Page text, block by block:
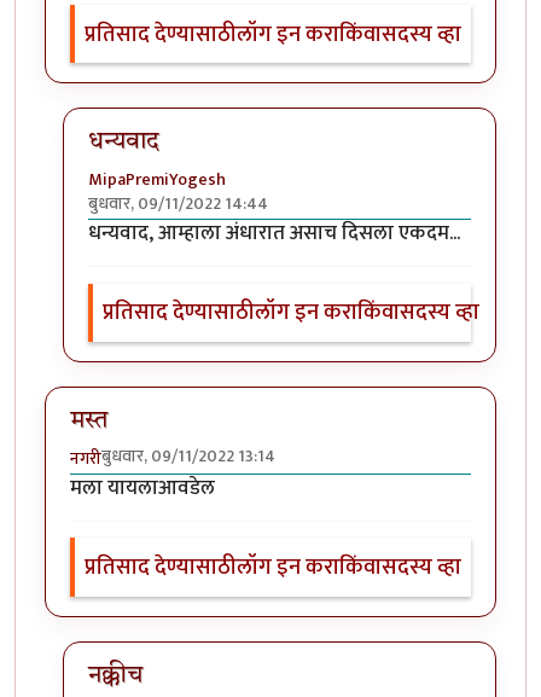
प्रतिसाद देण्यासाठीलॉग इन कराकिंवासदस्य व्हा
धन्यवाद
MipaPremiYogesh
बुधवार, 09/11/2022 14:44
In reply toछान प्रसंग व प्रचि. पहिलाbyश्वेता व्यास
धन्यवाद, आम्हाला अंधारात असाच दिसला एकदम...
प्रतिसाद देण्यासाठीलॉग इन कराकिंवासदस्य व्हा
मस्त
नगरीबुधवार, 09/11/2022 13:14
मला यायलाआवडेल
प्रतिसाद देण्यासाठीलॉग इन कराकिंवासदस्य व्हा
नक्कीच